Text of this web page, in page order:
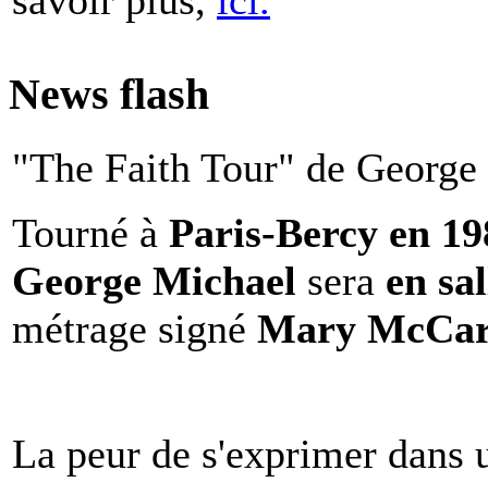
News flash
"The Faith Tour" de
Tourné à Paris-Bercy en
George Michael sera en
métrage signé Mary
La peur de s'exprimer dans